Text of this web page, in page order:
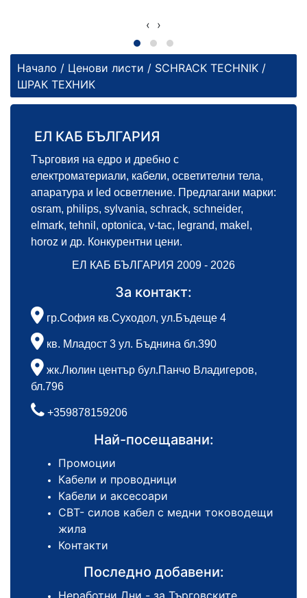
‹ ›
Начало / Цeнови листи / SCHRACK TECHNIK /
ШРАК ТЕХНИК
ЕЛ КАБ БЪЛГАРИЯ
Търговия на едро и дребно с
електроматериали, кабели, осветителни тела,
апаратура и led осветление. Предлагани марки:
osram, philips, sylvania, schrack, schneider,
elmark, tehnil, optonica, v-tac, legrand, makel,
horoz и др. Конкурентни цени.
ЕЛ КАБ БЪЛГАРИЯ 2009 - 2026
За контакт:
гр.София кв.Суходол, ул.Бъдеще 4
кв. Младост 3 ул. Бъднина бл.390
жк.Люлин център бул.Панчо Владигеров,
бл.796
+359878159206
Най-посещавани:
Промоции
Кабели и проводници
Кабели и аксесоари
СВТ- силов кабел с медни тоководещи
жила
Контакти
Последно добавени: